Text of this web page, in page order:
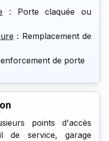
: Porte claquée ou
: Remplacement de
de porte
points d'accès
de service, garage